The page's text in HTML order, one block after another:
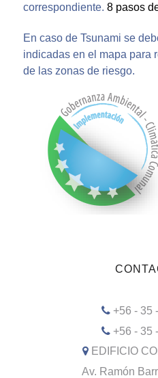
correspondiente. 8 pasos
En caso de Tsunami se
indicadas en el mapa para
de las zonas de riesgo.
+56 - 35
+56 - 35
EDIFICIO
Av. Ramón